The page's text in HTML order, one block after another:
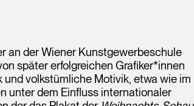
an der Wiener Kunstgewerbeschule
später erfolgreichen Grafiker*innen
volkstümliche Motivik, etwa wie im
unter dem Einfluss internationaler